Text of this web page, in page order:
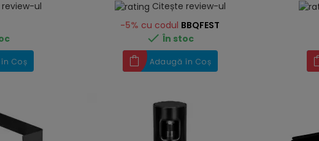
ul
Coș
Citește review-ul
-5% cu codul BBQFEST
 În stoc
Adaugă în Coș